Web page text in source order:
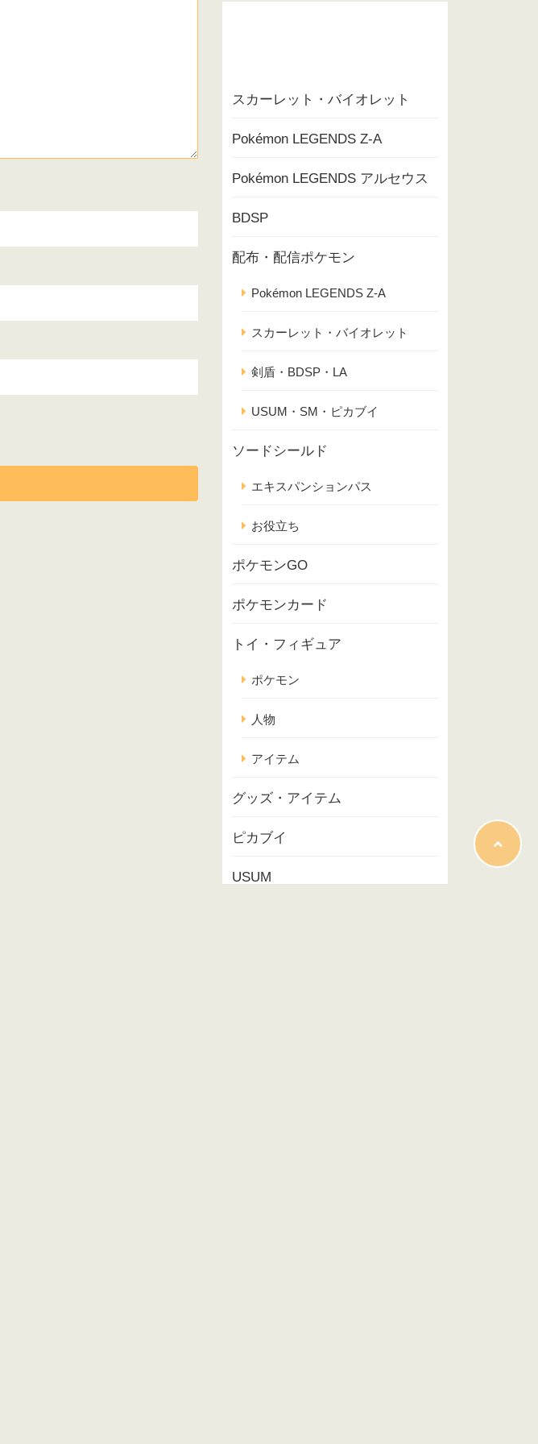
スカーレット・バイオレット
Pokémon LEGENDS Z-A
Pokémon LEGENDS アルセウス
BDSP
配布・配信ポケモン
Pokémon LEGENDS Z-A
スカーレット・バイオレット
剣盾・BDSP・LA
USUM・SM・ピカブイ
ソードシールド
エキスパンションパス
お役立ち
ポケモンGO
ポケモンカード
トイ・フィギュア
ポケモン
人物
アイテム
グッズ・アイテム
ピカブイ
USUM